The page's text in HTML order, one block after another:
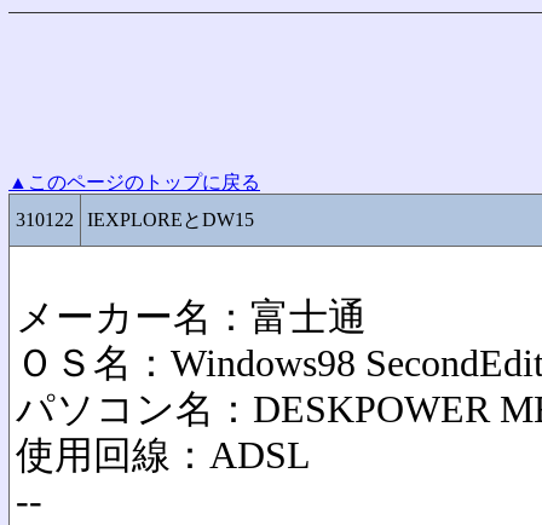
▲このページのトップに戻る
310122
IEXPLOREとDW15
メーカー名：富士通
ＯＳ名：Windows98
パソコン名：DESKPOWER
使用回線：ADSL
--